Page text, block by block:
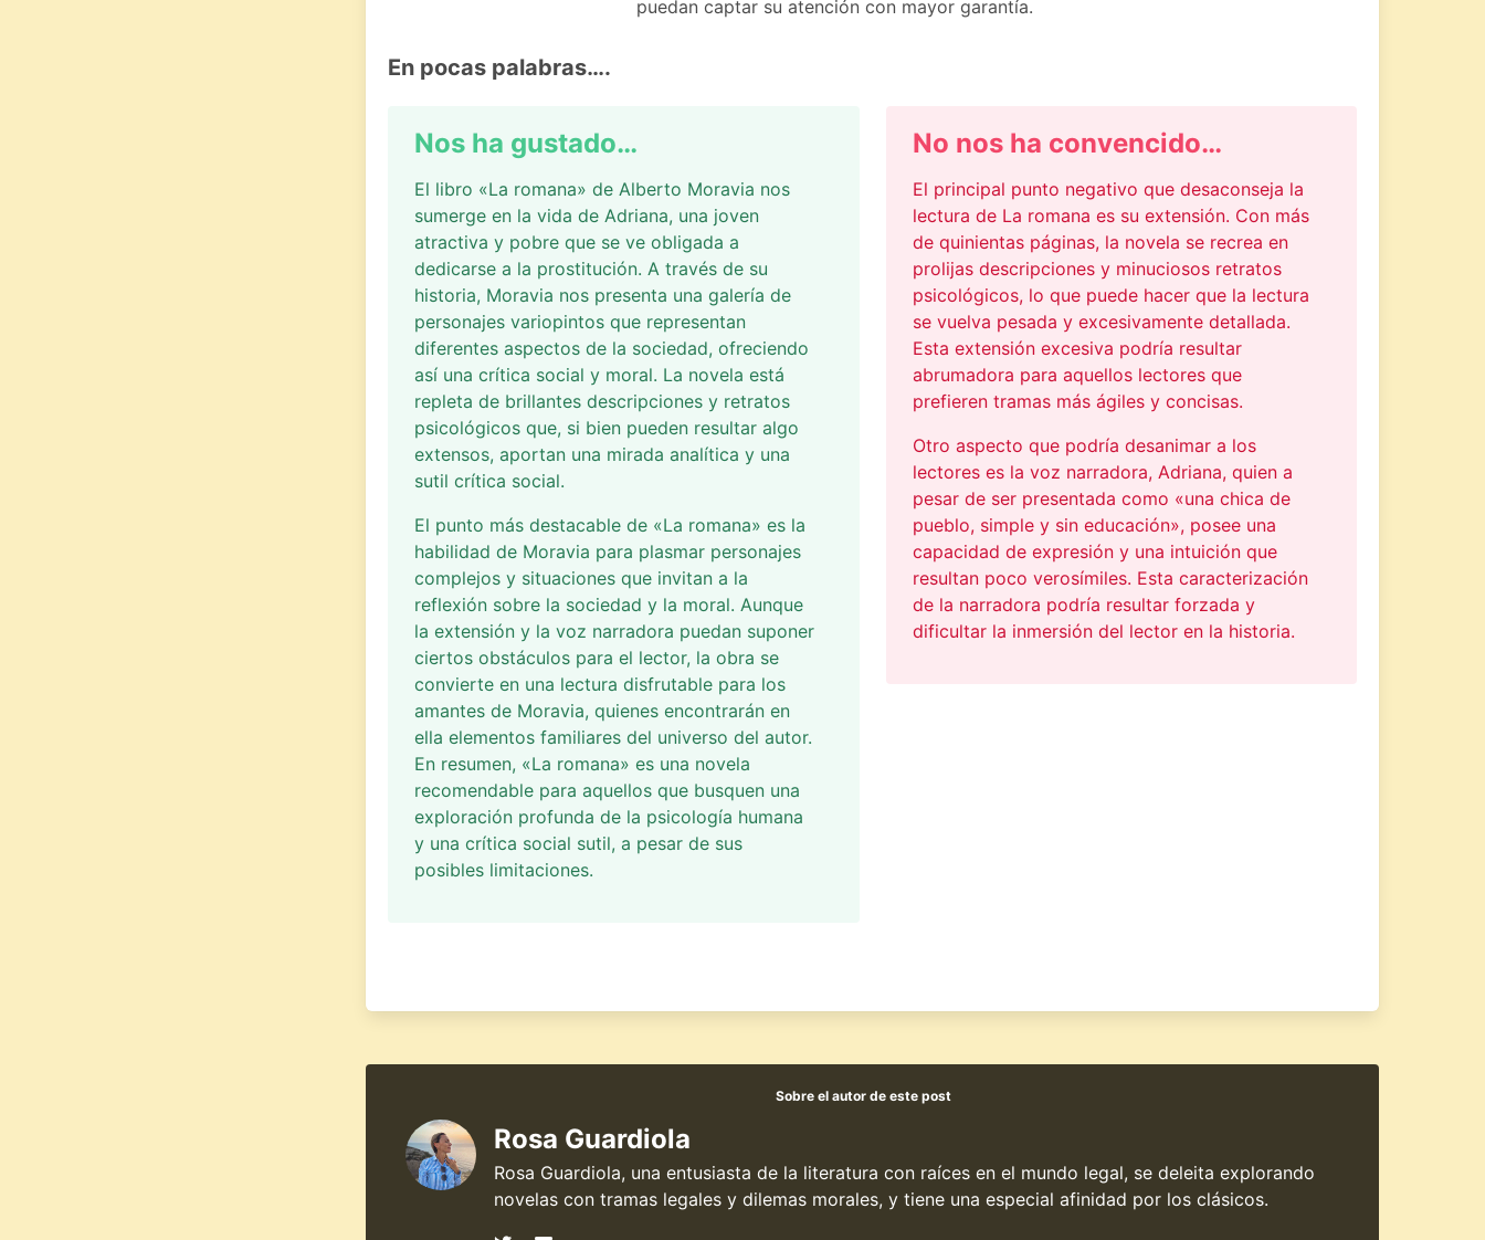
puedan captar su atención con mayor garantía.
En pocas palabras….
Nos ha gustado…
El libro «La romana» de Alberto Moravia nos
sumerge en la vida de Adriana, una joven
atractiva y pobre que se ve obligada a
dedicarse a la prostitución. A través de su
historia, Moravia nos presenta una galería de
personajes variopintos que representan
diferentes aspectos de la sociedad, ofreciendo
así una crítica social y moral. La novela está
repleta de brillantes descripciones y retratos
psicológicos que, si bien pueden resultar algo
extensos, aportan una mirada analítica y una
sutil crítica social.
El punto más destacable de «La romana» es la
habilidad de Moravia para plasmar personajes
complejos y situaciones que invitan a la
reflexión sobre la sociedad y la moral. Aunque
la extensión y la voz narradora puedan suponer
ciertos obstáculos para el lector, la obra se
convierte en una lectura disfrutable para los
amantes de Moravia, quienes encontrarán en
ella elementos familiares del universo del autor.
En resumen, «La romana» es una novela
recomendable para aquellos que busquen una
exploración profunda de la psicología humana
y una crítica social sutil, a pesar de sus
posibles limitaciones.
No nos ha convencido…
El principal punto negativo que desaconseja la
lectura de La romana es su extensión. Con más
de quinientas páginas, la novela se recrea en
prolijas descripciones y minuciosos retratos
psicológicos, lo que puede hacer que la lectura
se vuelva pesada y excesivamente detallada.
Esta extensión excesiva podría resultar
abrumadora para aquellos lectores que
prefieren tramas más ágiles y concisas.
Otro aspecto que podría desanimar a los
lectores es la voz narradora, Adriana, quien a
pesar de ser presentada como «una chica de
pueblo, simple y sin educación», posee una
capacidad de expresión y una intuición que
resultan poco verosímiles. Esta caracterización
de la narradora podría resultar forzada y
dificultar la inmersión del lector en la historia.
Sobre el autor de este post
Rosa Guardiola
Rosa Guardiola, una entusiasta de la literatura con raíces en el mundo legal, se deleita explorando
novelas con tramas legales y dilemas morales, y tiene una especial afinidad por los clásicos.